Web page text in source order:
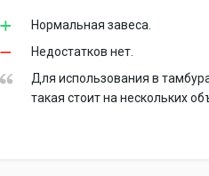
Нормальная завеса.
Недостатков нет.
Для использования в
такая стоит на нескольких